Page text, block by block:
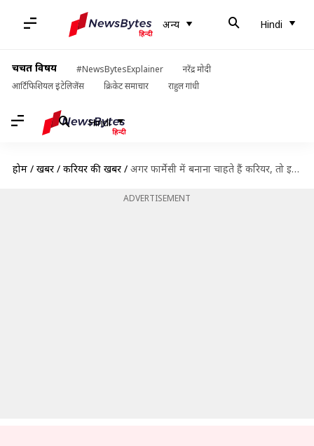
अन्य Hindi
चर्चित विषय #NewsBytesExplainer
नरेंद्र मोदी
आर्टिफिशियल इंटेलिजेंस
क्रिकेट समाचार राहुल गांधी
Hindi
होम / खबरें / करियर की खबरें / अगर फार्मेसी में बनाना चाहते हैं करियर, तो इन संस्थानों में लें प्रवेश
ADVERTISEMENT